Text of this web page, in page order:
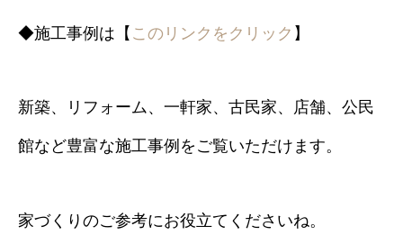
◆施工事例は【 このリンクをクリック 】
新築、リフォーム、一軒家、古民家、店舗、公民
館など豊富な施工事例をご覧いただけます。
家づくりのご参考にお役立てくださいね。